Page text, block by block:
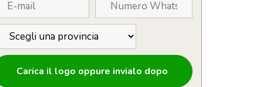
Carica il logo oppure invialo dopo